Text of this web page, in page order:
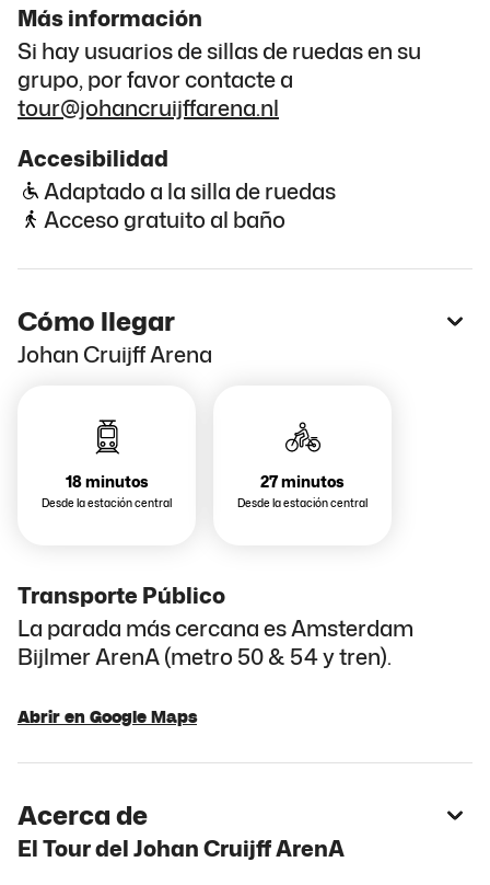
Más información
Si hay usuarios de sillas de ruedas en su
grupo, por favor contacte a
tour@johancruijffarena.nl
Accesibilidad
Adaptado a la silla de ruedas
Acceso gratuito al baño
Cómo llegar
Johan Cruijff Arena
18 minutos
Desde la estación central
27 minutos
Desde la estación central
Transporte Público
La parada más cercana es Amsterdam
Bijlmer ArenA (metro 50 & 54 y tren).
Abrir en Google Maps
Acerca de
El Tour del Johan Cruijff ArenA